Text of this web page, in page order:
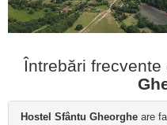
Întrebări frecvente
Hostel Sfântu Gheorghe are